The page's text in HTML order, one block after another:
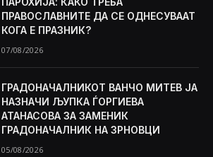
ПРАВОСЛАВНИТЕ ДА СЕ ОДНЕСУВААТ
КОГА Е ПРАЗНИК?
07/08/2026
ГРАДОНАЧАЛНИКОТ ВАНЧО МИТЕВ ЈА
НАЗНАЧИ ЉУПКА ЃОРГИЕВА
АТАНАСОВА ЗА ЗАМЕНИК
ГРАДОНАЧАЛНИК НА ЗРНОВЦИ
05/08/2026